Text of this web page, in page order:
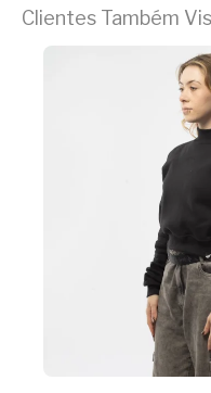
Clientes Também